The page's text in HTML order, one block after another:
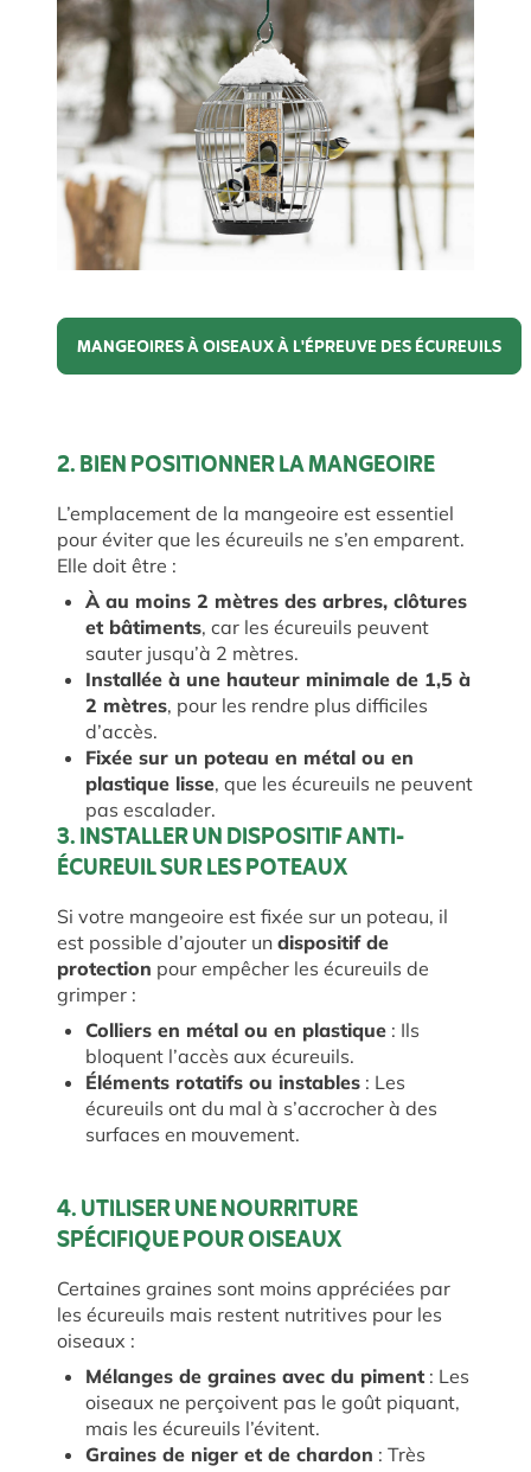
MANGEOIRES À OISEAUX À L'ÉPREUVE DES ÉCUREUILS
2. BIEN POSITIONNER LA MANGEOIRE
L’emplacement de la mangeoire est essentiel
pour éviter que les écureuils ne s’en emparent.
Elle doit être :
À au moins 2 mètres des arbres, clôtures
et bâtiments, car les écureuils peuvent
sauter jusqu’à 2 mètres.
Installée à une hauteur minimale de 1,5 à
2 mètres, pour les rendre plus difficiles
d’accès.
Fixée sur un poteau en métal ou en
plastique lisse, que les écureuils ne peuvent
pas escalader.
3. INSTALLER UN DISPOSITIF ANTI-
ÉCUREUIL SUR LES POTEAUX
Si votre mangeoire est fixée sur un poteau, il
est possible d’ajouter un dispositif de
protection pour empêcher les écureuils de
grimper :
Colliers en métal ou en plastique : Ils
bloquent l’accès aux écureuils.
Éléments rotatifs ou instables : Les
écureuils ont du mal à s’accrocher à des
surfaces en mouvement.
4. UTILISER UNE NOURRITURE
SPÉCIFIQUE POUR OISEAUX
Certaines graines sont moins appréciées par
les écureuils mais restent nutritives pour les
oiseaux :
Mélanges de graines avec du piment : Les
oiseaux ne perçoivent pas le goût piquant,
mais les écureuils l’évitent.
Graines de niger et de chardon : Très